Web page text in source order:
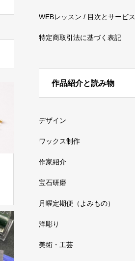
WEBレッスン / 目次とサービス
特定商取引法に基づく表記
作品紹介と読み物
デザイン
ワックス制作
作家紹介
宝石研磨
月曜定期便（よみもの）
洋彫り
美術・工芸